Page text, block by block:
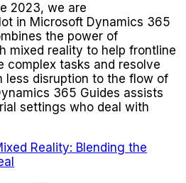
2023, we are
in Microsoft Dynamics 365
the power of
mixed reality to help frontline
complex tasks and resolve
less disruption to the flow of
365 Guides assists
settings who deal with